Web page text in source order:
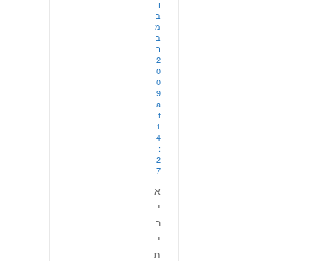
ו
ב
מ
ב
ר
2
0
0
9
a
t
1
4
:
2
7
א
י
ר
י
ת